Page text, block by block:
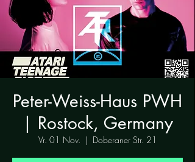
Peter-Weiss-Haus PWH
| Rostock, Germany
Vr. 01 Nov.
  |
Doberaner Str. 21